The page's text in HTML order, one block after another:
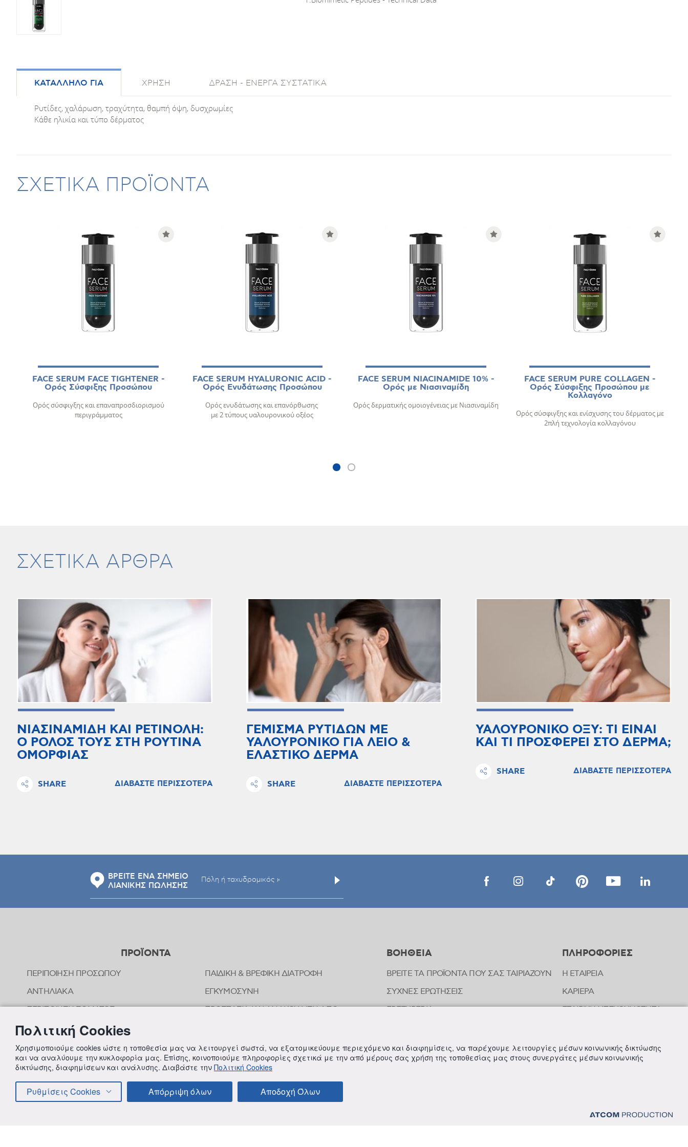
ΚΑΤΑΛΛΗΛΟ ΓΙΑ ΧΡΗΣΗ ΔΡΑΣΗ - ΕΝΕΡΓΑ ΣΥΣΤΑΤΙΚΑ
Ρυτίδες, χαλάρωση, τραχύτητα, θαμπή όψη, δυσχρωμίες
Κάθε ηλικία και τύπο δέρματος
ΣΧΕΤΙΚΑ ΠΡΟΪΟΝΤΑ
FACE SERUM FACE TIGHTENER -
Ορός Σύσφιξης Προσώπου
Ορός σύσφιγξης και επαναπροσδιορισμού
περιγράμματος
FACE SERUM HYALURONIC ACID -
Ορός Ενυδάτωσης Προσώπου
Ορός ενυδάτωσης και επανόρθωσης
με 2 τύπους υαλουρονικού οξέος
FACE SERUM NIACINAMIDE 10% -
Ορός με Νιασιναμίδη
Ορός δερματικής ομοιογένειας με Νιασιναμίδη
FACE SERUM PURE COLLAGEN -
Ορός Σύσφιξης Προσώπου με
Κολλαγόνο
Ορός σύσφιγξης και ενίσχυσης του δέρματος με
2πλή τεχνολογία κολλαγόνου
ΣΧΕΤΙΚΑ ΑΡΘΡΑ
ΝΙΑΣΙΝΑΜΙΔΗ ΚΑΙ ΡΕΤΙΝΟΛΗ:
Ο ΡΟΛΟΣ ΤΟΥΣ ΣΤΗ ΡΟΥΤΙΝΑ
ΟΜΟΡΦΙΑΣ
SHARE ΔΙΑΒΑΣΤΕ ΠΕΡΙΣΣΟΤΕΡΑ
ΓΕΜΙΣΜΑ ΡΥΤΙΔΩΝ ΜΕ
ΥΑΛΟΥΡΟΝΙΚΟ ΓΙΑ ΛΕΙΟ &
ΕΛΑΣΤΙΚΟ ΔΕΡΜΑ
SHARE ΔΙΑΒΑΣΤΕ ΠΕΡΙΣΣΟΤΕΡΑ
ΥΑΛΟΥΡΟΝΙΚΟ ΟΞΥ: ΤΙ ΕΙΝΑΙ
ΚΑΙ ΤΙ ΠΡΟΣΦΕΡΕΙ ΣΤΟ ΔΕΡΜΑ;
SHARE ΔΙΑΒΑΣΤΕ ΠΕΡΙΣΣΟΤΕΡΑ
ΒΡΕΙΤΕ ΕΝΑ ΣΗΜΕΙΟ
ΛΙΑΝΙΚΗΣ ΠΩΛΗΣΗΣ
ΠΡΟΪΟΝΤΑ
ΠΕΡΙΠΟΙΗΣΗ ΠΡΟΣΩΠΟΥ
ΑΝΤΗΛΙΑΚΑ
ΠΕΡΙΠΟΙΗΣΗ ΣΩΜΑΤΟΣ
ΠΕΡΙΠΟΙΗΣΗ ΜΑΛΛΙΩΝ
ΣΤΟΜΑΤΙΚΗ ΥΓΙΕΙΝΗ
ΑΠΟΣΥΜΦΟΡΗΤΙΚΑ ΜΥΤΗΣ
ΦΡΟΝΤΙΔΑ ΜΩΡΟΥ
ΠΑΙΔΙΚΗ ΠΕΡΙΠΟΙΗΣΗ
ΠΑΙΔΙΚΗ & ΒΡΕΦΙΚΗ ΔΙΑΤΡΟΦΗ
ΕΓΚΥΜΟΣΥΝΗ
ΠΡΟΣΤΑΣΙΑ ΚΑΙ ΑΝΑΚΟΥΦΙΣΗ ΑΠΟ
ΠΕΡΙΠΟΙΗΣΗ ΕΥΑΙΣΘΗΤΗΣ ΠΕΡΙΟΧΗΣ
ΣΥΜΠΛΗΡΩΜΑΤΑ ΔΙΑΤΡΟΦΗΣ
ΒΟΗΘΕΙΑ
ΒΡΕΙΤΕ ΤΑ ΠΡΟΪΟΝΤΑ ΠΟΥ ΣΑΣ ΤΑΙΡΙΑΖΟΥΝ
ΣΥΧΝΕΣ ΕΡΩΤΗΣΕΙΣ
FREZYPEDIA
ΠΛΗΡΟΦΟΡΙΕΣ
Η ΕΤΑΙΡΕΙΑ
ΚΑΡΙΕΡΑ
ΕΤΑΙΡΙΚΗ ΥΠΕΥΘΥΝΟΤΗΤΑ
Πολιτική Cookies
Χρησιμοποιούμε cookies ώστε η τοποθεσία μας να λειτουργεί σωστά, να εξατομικεύουμε περιεχόμενο και διαφημίσεις, να παρέχουμε λειτουργίες μέσων κοινωνικής δικτύωσης
και να αναλύουμε την κυκλοφορία μας. Επίσης, κοινοποιούμε πληροφορίες σχετικά με την από μέρους σας χρήση της τοποθεσίας μας στους συνεργάτες μέσων κοινωνικής
δικτύωσης, διαφημίσεων και ανάλυσης. Διαβάστε την Πολιτική Cookies
Ρυθμίσεις Cookies Απόρριψη όλων Αποδοχή Όλων